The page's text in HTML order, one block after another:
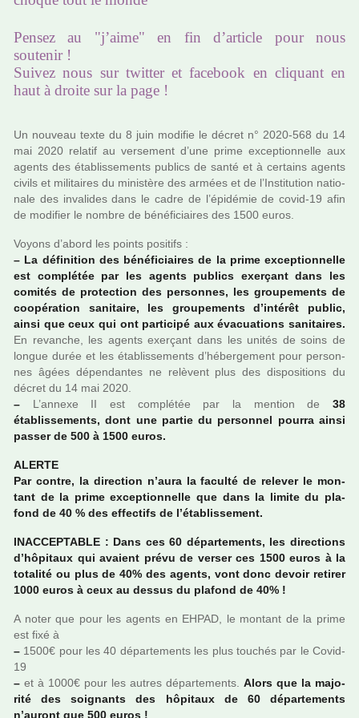
Pensez au "j’aime" en fin d’article pour nous
soutenir !
Suivez nous sur twitter et facebook en cliquant en
haut à droite sur la page !
Un nou­veau texte du 8 juin modi­fie le décret n° 2020-568 du 14
mai 2020 rela­tif au ver­se­ment d’une prime excep­tion­nelle aux
agents des établissements publics de santé et à cer­tains agents
civils et mili­tai­res du minis­tère des armées et de l’Institution natio­
nale des inva­li­des dans le cadre de l’épidémie de covid-19 afin
de modi­fier le nombre de béné­fi­ciai­res des 1500 euros.
Voyons d’abord les points posi­tifs :
– La défi­ni­tion des béné­fi­ciai­res de la prime excep­tion­nelle
est com­plé­tée par les agents publics exer­çant dans les
comi­tés de pro­tec­tion des per­son­nes, les grou­pe­ments de
coo­pé­ra­tion sani­taire, les grou­pe­ments d’inté­rêt public,
ainsi que ceux qui ont par­ti­cipé aux évacuations sani­tai­res.
En revan­che, les agents exer­çant dans les unités de soins de
longue durée et les établissements d’héber­ge­ment pour per­son­
nes âgées dépen­dan­tes ne relè­vent plus des dis­po­si­tions du
décret du 14 mai 2020.
– L’annexe II est com­plé­tée par la men­tion de 38
établissements, dont une partie du per­son­nel pourra ainsi
passer de 500 à 1500 euros.
ALERTE
Par contre, la direc­tion n’aura la faculté de rele­ver le mon­
tant de la prime excep­tion­nelle que dans la limite du pla­
fond de 40 % des effec­tifs de l’établissement.
INACCEPTABLE : Dans ces 60 dépar­te­ments, les direc­tions
d’hôpi­taux qui avaient prévu de verser ces 1500 euros à la
tota­lité ou plus de 40% des agents, vont donc devoir reti­rer
1000 euros à ceux au dessus du pla­fond de 40% !
A noter que pour les agents en EHPAD, le mon­tant de la prime
est fixé à
– 1500€ pour les 40 dépar­te­ments les plus tou­chés par le Covid-
19
– et à 1000€ pour les autres dépar­te­ments. Alors que la majo­
rité des soi­gnants des hôpi­taux de 60 dépar­te­ments
n’auront que 500 euros !